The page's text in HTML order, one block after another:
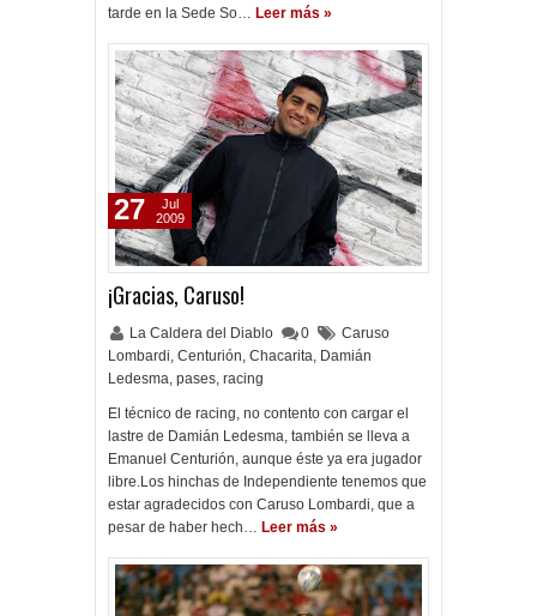
tarde en la Sede So… Leer más »
¡Gracias, Caruso!
La Caldera del Diablo 0
Caruso
Lombardi, Centurión, Chacarita, Damián
Ledesma, pases, racing
El técnico de racing, no contento con cargar el
lastre de Damián Ledesma, también se lleva a
Emanuel Centurión, aunque éste ya era jugador
libre.Los hinchas de Independiente tenemos que
estar agradecidos con Caruso Lombardi, que a
pesar de haber hech… Leer más »
27
Jul
2009